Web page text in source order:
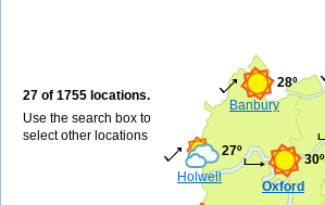
27 of 1755 locations.
Use the search box to
select other locations
Oxford
30º
Banbury
28º
Holwell
27º